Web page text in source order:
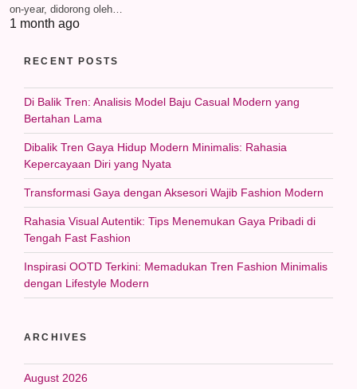
on-year, didorong oleh…
1 month ago
RECENT POSTS
Di Balik Tren: Analisis Model Baju Casual Modern yang
Bertahan Lama
Dibalik Tren Gaya Hidup Modern Minimalis: Rahasia
Kepercayaan Diri yang Nyata
Transformasi Gaya dengan Aksesori Wajib Fashion Modern
Rahasia Visual Autentik: Tips Menemukan Gaya Pribadi di
Tengah Fast Fashion
Inspirasi OOTD Terkini: Memadukan Tren Fashion Minimalis
dengan Lifestyle Modern
ARCHIVES
August 2026